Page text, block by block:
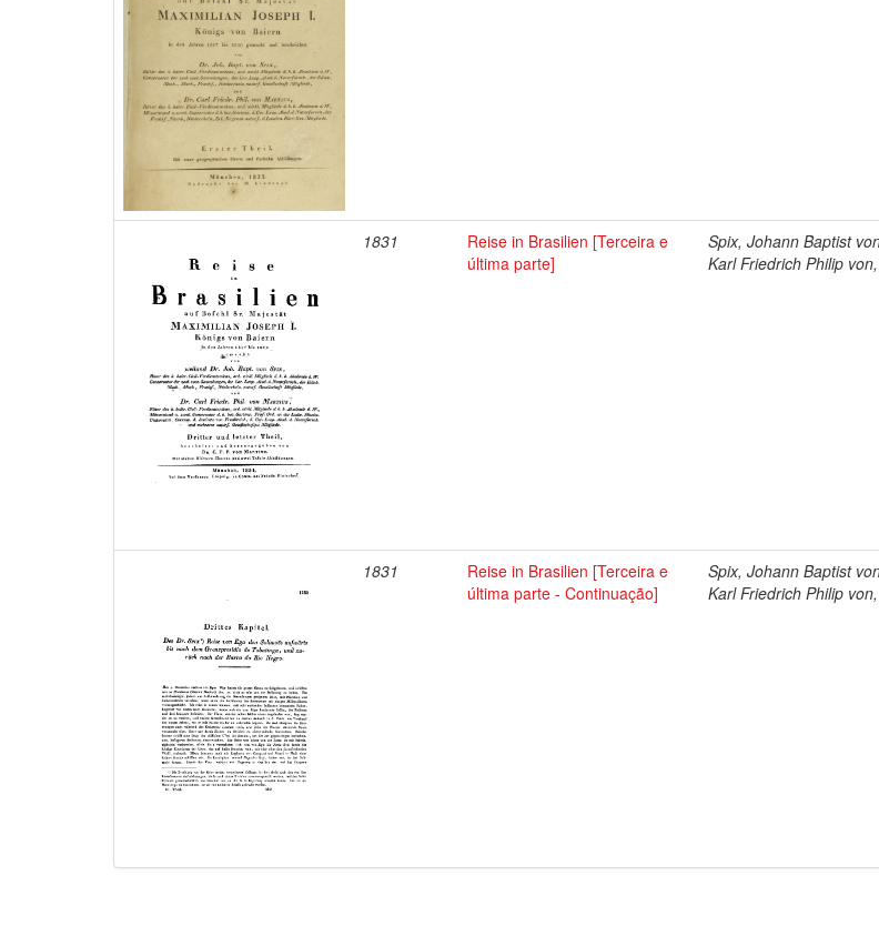
1831
Reise in Brasilien [Terceira e
última parte]
Spix, Johann Baptist
Karl Friedrich Philip
1831
Reise in Brasilien [Terceira e
última parte - Continuação]
Spix, Johann Baptist
Karl Friedrich Philip